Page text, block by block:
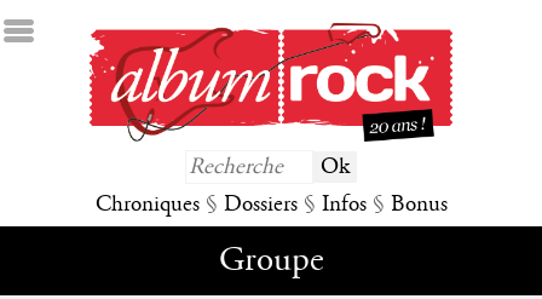
Chroniques § Dossiers § Infos § Bonus
Groupe